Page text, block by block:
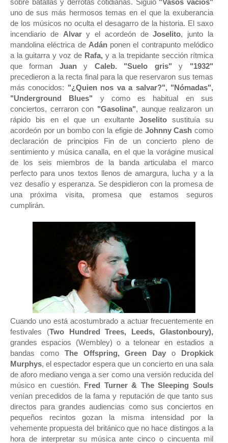
sobre batallas y derrotas cotidianas. Siguió "Vasos vacíos"
uno de sus más hermosos temas en el que la exuberancia
de los músicos no oculta el desagarro de la historia. El saxo
incendiario de Alvary el acordeón deJoselito, junto la
mandolina eléctrica de Adánponen el contrapunto melódico
a la guitarra y voz de Rafa, y a la trepidante sección rítmica
que forman Juany Caleb. "Suelo gris"y "1932"
precedieron a la recta final para la que reservaron sus temas
más conocidos: "¿Quien nos va a salvar?", "Nómadas",
"Underground Blues" y como es habitual en sus
conciertos, cerraron con "Gasolina", aunque realizaron un
rápido bis en el que un exultanteJoselito sustituía su
acordeón por un bombo con la efigie de Johnny Cash como
declaración de principios Fin de un concierto pleno de
sentimiento y música canalla, en el que la vorágine musical
de los seis miembros de la banda articulaba el marco
perfecto para unos textos llenos de amargura, lucha y a la
vez desafío y esperanza. Se despidieron con la promesa de
una próxima visita, promesa que estamos seguros
cumplirán.
Cuando uno está acostumbrado a actuar frecuentemente en
festivales (Two Hundred Trees, Leeds, Glastonboury),
grandes espacios (Wembley) o a telonear en estadios a
bandas como The Offspring, Green Dayo
Dropkick
Murphys, el espectador espera que un concierto en una sala
de aforo mediano venga a ser como una versión reducida del
músico en cuestión.
Fred Turner & The Sleeping Souls
venían precedidos de la fama y reputación de que tanto sus
directos para grandes audiencias como sus conciertos en
pequeños recintos gozan la misma intensidad por la
vehemente propuesta del británico que no hace distingos a la
hora de interpretar su música ante cinco o cincuenta mil